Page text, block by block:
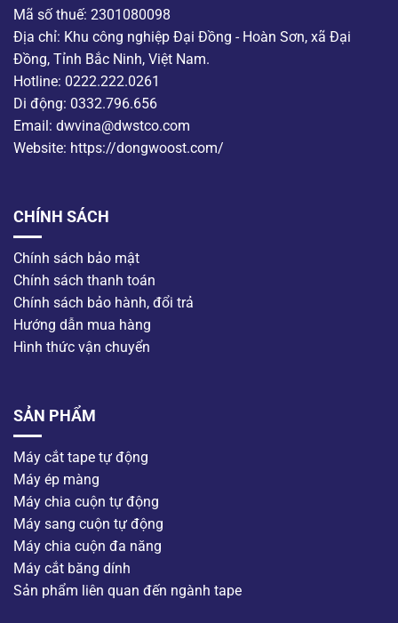
Mã số thuế: 2301080098
Địa chỉ: Khu công nghiệp Đại Đồng - Hoàn Sơn, xã Đại
Đồng, Tỉnh Bắc Ninh, Việt Nam.
Hotline: 0222.222.0261
Di động: 0332.796.656
Email: dwvina@dwstco.com
Website: https://dongwoost.com/
CHÍNH SÁCH
Chính sách bảo mật
Chính sách thanh toán
Chính sách bảo hành, đổi trả
Hướng dẫn mua hàng
Hình thức vận chuyển
SẢN PHẨM
Máy cắt tape tự động
Máy ép màng
Máy chia cuộn tự động
Máy sang cuộn tự động
Máy chia cuộn đa năng
Máy cắt băng dính
Sản phẩm liên quan đến ngành tape